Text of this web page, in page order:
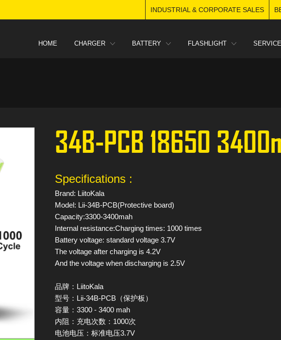
INDUSTRIAL & CORPORATE SALES
HOME CHARGER BATTERY FLASHLIGHT SERVICE
34B-PCB 18650
Specifications :
Brand: LiitoKala
Model: Lii-34B-PCB(Protective board)
Capacity:3300-3400mah
Internal resistance:Charging times: 1000 times
Battery voltage: standard voltage 3.7V
The voltage after charging is 4.2V
And the voltage when discharging is 2.5V
品牌 ： LiitoKala
型号： Lii-34B-PCB （保护板）
容量 ： 3300 - 3400 mah
内阻 ： 充电次数：1000次
电池电压 ： 标准电压3.7V